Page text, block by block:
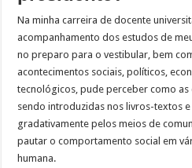
Na minha carreira de docente
acompanhamento dos estudos de
no preparo para o vestibular, bem
acontecimentos sociais, políticos,
tecnológicos, pude perceber como
sendo introduzidas nos livros-textos
gradativamente pelos meios de
pautar o comportamento social em
humana.